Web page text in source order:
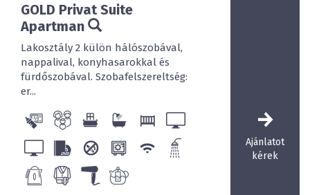
Vendégeink wellness szolgáltatásainkat is kedvezményes
áron vehetik igénybe!
Infraszaunánk, valamint masszázsszolgáltatásaink
vendégeink testi és lelki megújulását szolgálják.
GOLD Privat Suite
Apartman
Lakosztály 2 külön hálószobával,
nappalival, konyhasarokkal és
fürdőszobával. Szobafelszereltség:
er...
Ajánlatot
kérek